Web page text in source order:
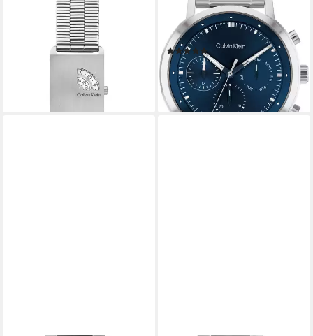
25200588, Armbanduhr,
Herrenuhr, Edelstahlarmband,
119,00 €
25200063, Quarzuhr,
Armbanduhr, Herrenuhr,
Datum, Edelstahlarmband
(4)
168,21 € UVP 189,00 €
-11%
lieferbar - in 2-3 Werktagen bei dir